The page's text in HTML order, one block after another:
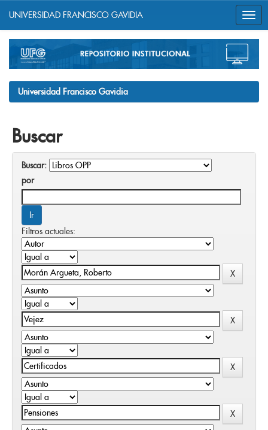
navigation
UNIVERSIDAD FRANCISCO GAVIDIA
Universidad Francisco Gavidia
Buscar
Buscar:
por
Filtros actuales: